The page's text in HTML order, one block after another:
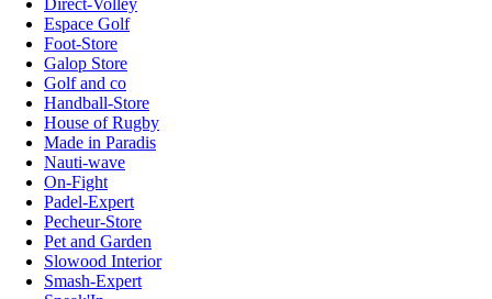
Direct-Volley
Espace Golf
Foot-Store
Galop Store
Golf and co
Handball-Store
House of Rugby
Made in Paradis
Nauti-wave
On-Fight
Padel-Expert
Pecheur-Store
Pet and Garden
Slowood Interior
Smash-Expert